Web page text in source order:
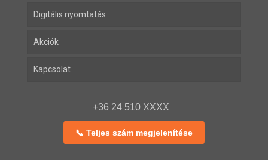
Digitális nyomtatás
Akciók
Kapcsolat
+36 24 510 XXXX
📞 Teljes szám megjelenítése